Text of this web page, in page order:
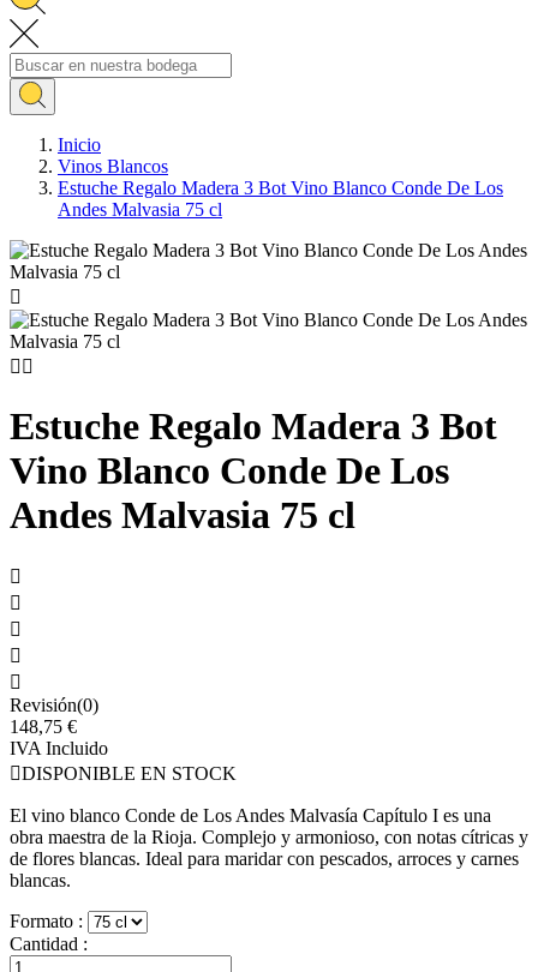
Inicio
Vinos Blancos
Estuche Regalo Madera 3 Bot Vino Blanco Conde De Los
Andes Malvasia 75 cl

 
Estuche Regalo Madera 3 Bot
Vino Blanco Conde De Los
Andes Malvasia 75 cl





Revisión(0)
148,75 €
IVA Incluido
DISPONIBLE EN STOCK
El vino blanco Conde de Los Andes Malvasía Capítulo I es una
obra maestra de la Rioja. Complejo y armonioso, con notas cítricas y
de flores blancas. Ideal para maridar con pescados, arroces y carnes
blancas.
Formato :
Cantidad :